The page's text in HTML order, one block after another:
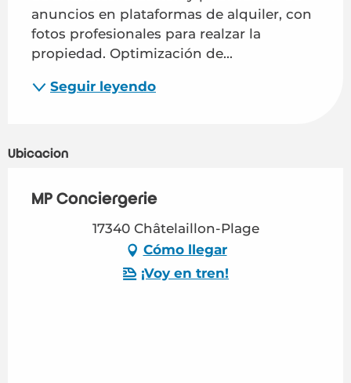
anuncios en plataformas de alquiler, con
fotos profesionales para realzar la
propiedad. Optimización de...
Seguir leyendo
Ubicación
MP Conciergerie
17340 Châtelaillon-Plage
Cómo llegar
¡Voy en tren!